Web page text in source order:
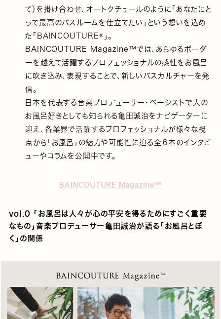
て）を掛け合わせ、オートクチュールのように「あなたにと
って最高のバスルームを仕立てたい」という想いを込め
た「BAINCOUTURE®️」。
BAINCOUTURE Magazine™では、あらゆるボーダ
ーを越えて活躍するプロフェッショナルの感性をお風呂
に吹き込み、表現することで、新しいバスカルチャーを発
信。
日本を代表する音楽プロデューサー・ベーシストで大の
お風呂好きとしても知られる亀田誠治をナビゲーターに
迎え、各業界で活躍するプロフェッショナルが様々な視
点から「お風呂」の魅力や可能性に迫る全６本のインタビ
ューやコラムを公開中です。
BAINCOUTURE Magazine™
vol.0 「お風呂は人々が心の平安を得るためにすごく重要
なもの」音楽プロデューサー⻲田誠治が語る「お風呂とぼ
く」の関係